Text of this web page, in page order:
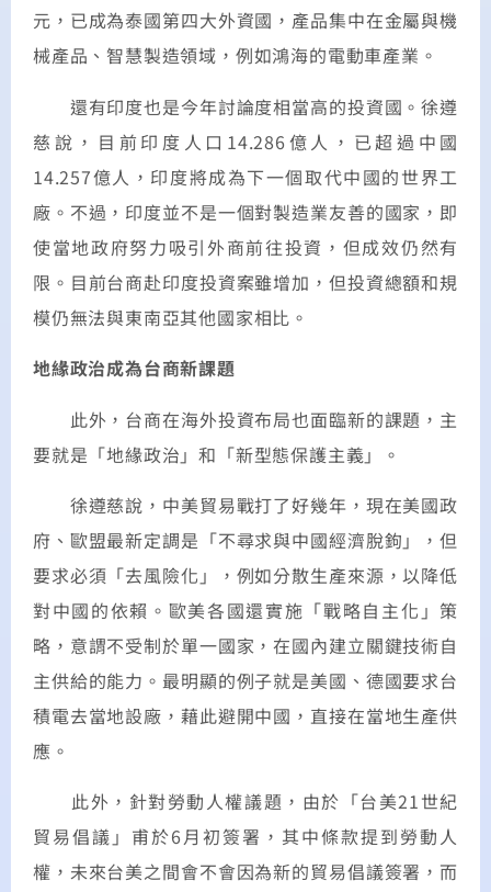
元，已成為泰國第四大外資國，產品集中在金屬與機
械產品、智慧製造領域，例如鴻海的電動車產業。
還有印度也是今年討論度相當高的投資國。徐遵
慈說，目前印度人口14.286億人，已超過中國
14.257億人，印度將成為下一個取代中國的世界工
廠。不過，印度並不是一個對製造業友善的國家，即
使當地政府努力吸引外商前往投資，但成效仍然有
限。目前台商赴印度投資案雖增加，但投資總額和規
模仍無法與東南亞其他國家相比。
地緣政治成為台商新課題
此外，台商在海外投資布局也面臨新的課題，主
要就是「地緣政治」和「新型態保護主義」。
徐遵慈說，中美貿易戰打了好幾年，現在美國政
府、歐盟最新定調是「不尋求與中國經濟脫鉤」，但
要求必須「去風險化」，例如分散生產來源，以降低
對中國的依賴。歐美各國還實施「戰略自主化」策
略，意謂不受制於單一國家，在國內建立關鍵技術自
主供給的能力。最明顯的例子就是美國、德國要求台
積電去當地設廠，藉此避開中國，直接在當地生產供
應。
此外，針對勞動人權議題，由於「台美21世紀
貿易倡議」甫於6月初簽署，其中條款提到勞動人
權，未來台美之間會不會因為新的貿易倡議簽署，而